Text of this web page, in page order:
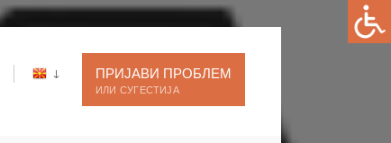
ПРИЈАВИ ПРОБЛЕМ
ИЛИ СУГЕСТИЈА